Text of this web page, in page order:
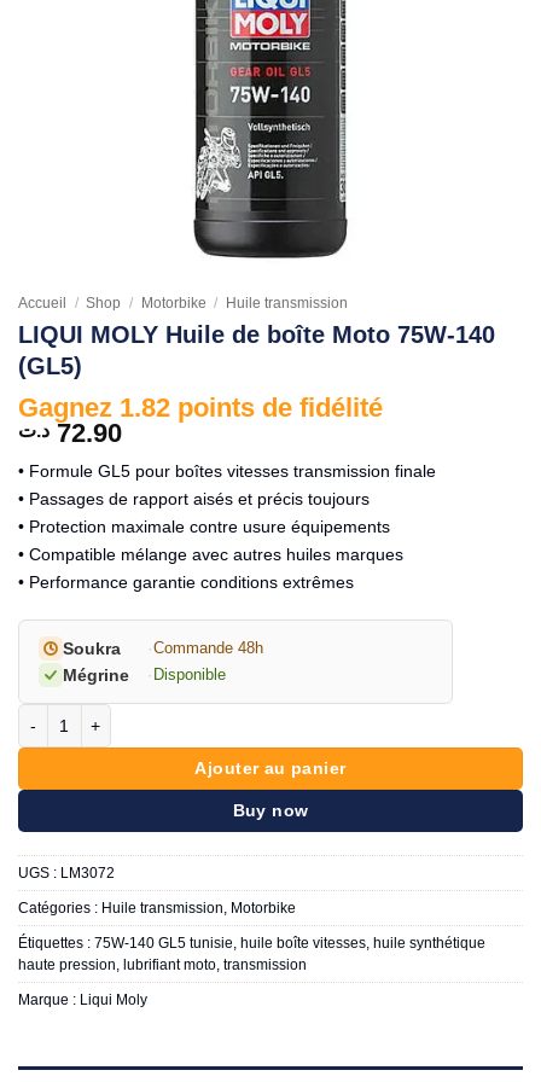
Accueil / Shop / Motorbike / Huile transmission
LIQUI MOLY Huile de boîte Moto 75W-140
(GL5)
Gagnez 1.82 points de fidélité
72.90 د.ت
• Formule GL5 pour boîtes vitesses transmission finale
• Passages de rapport aisés et précis toujours
• Protection maximale contre usure équipements
• Compatible mélange avec autres huiles marques
• Performance garantie conditions extrêmes
Soukra ·Commande 48h
Mégrine · Disponible
Ajouter au panier
Buy now
UGS : LM3072
Catégories : Huile transmission Motorbike
Étiquettes : 75W-140 GL5 tunisie huile boîte vitesses huile synthétique
haute pression
lubrifiant moto transmission
Marque : Liqui Moly